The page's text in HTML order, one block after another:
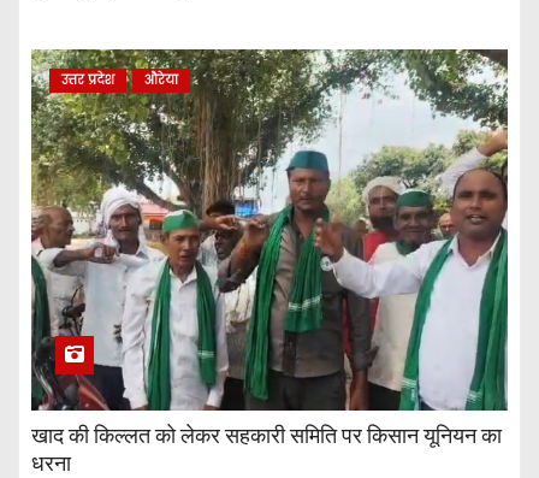
उत्तर प्रदेश औरेया
खाद की किल्लत को लेकर सहकारी समिति पर किसान यूनियन का
धरना